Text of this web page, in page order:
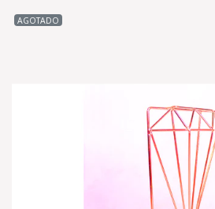
AGOTADO